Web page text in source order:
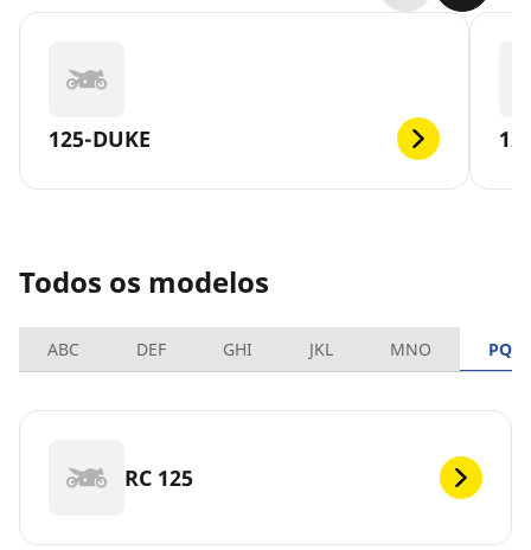
125-DUKE
Todos os modelos
ABC DEF GHI JKL MNO PQRS
RC 125